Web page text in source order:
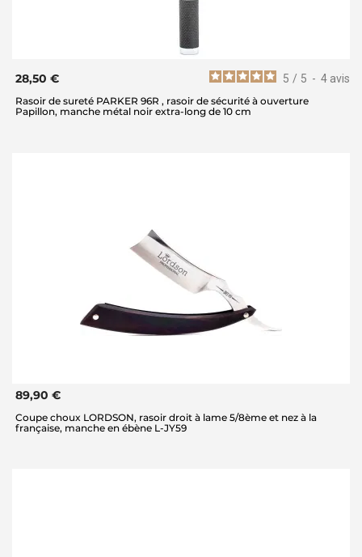
5 / 5 - 4 avis
28,50 €
Rasoir de sureté PARKER 96R , rasoir de sécurité à ouverture
Papillon, manche métal noir extra-long de 10 cm
89,90 €
Coupe choux LORDSON, rasoir droit à lame 5/8ème et nez à la
française, manche en ébène L-JY59